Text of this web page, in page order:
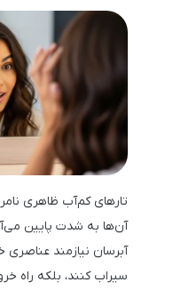
تارهای کم‌آب ظاهری
آن‌ها به شدت پایین
آبرسان نیازمند عناصری
سیراب کنند، بلکه راه